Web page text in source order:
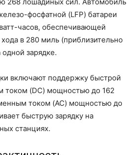
фосфатной (LFP) батареи
часов, обеспечивающей
в 280 миль (приблизительно
зарядке.
включают поддержку быстрой
током (DC) мощностью до 162
током (AC) мощностью до
быструю зарядку на
станциях.